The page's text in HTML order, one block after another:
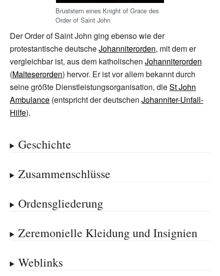
Bruststern eines Knight of Grace des
Order of Saint John
Der Order of Saint John ging ebenso wie der
protestantische deutscheJohanniterorden, mit dem er
vergleichbar ist, aus dem katholischen Johanniterorden
(Malteserorden) hervor. Er ist vor allem bekannt durch
seine größte Dienstleistungsorganisation, dieSt John
Ambulance (entspricht der deutschen Johanniter-Unfall-
Hilfe).
Geschichte
Zusammenschlüsse
Ordensgliederung
Zeremonielle Kleidung und Insignien
Weblinks